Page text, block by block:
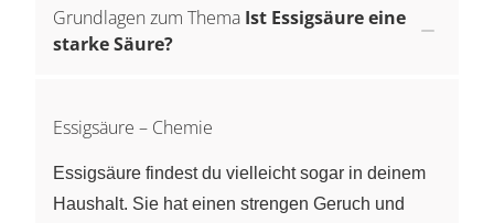
Grundlagen zum Thema Ist Essigsäure eine
starke Säure?
Essigsäure – Chemie
Essigsäure findest du vielleicht sogar in deinem
Haushalt. Sie hat einen strengen Geruch und